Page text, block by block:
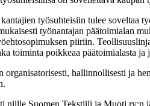
työsuhteisiin tulee
työnantajan päätoimialan
piiriin.
poikkeaa päätoimialasta
hallinnollisesti ja
Suomen Tekstiili ja Muoti ry:n